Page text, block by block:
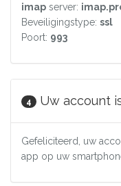
imap server:
Beveiligingstype: ssl
Poort: 993
4 Uw account
Gefeliciteerd, uw
app op uw